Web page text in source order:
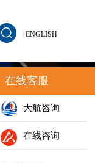
ENGLISH
在线客服
大航咨询
在线咨询